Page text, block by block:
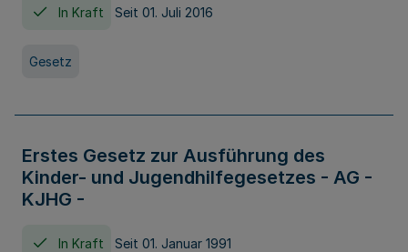
In Kraft Seit 01. Juli 2016
Gesetz
Erstes Gesetz zur Ausführung des
Kinder- und Jugendhilfegesetzes - AG -
KJHG -
In Kraft Seit 01. Januar 1991